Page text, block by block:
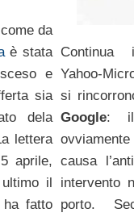
da
è stata
e
sia
dela
lettera
aprile,
il
ha fatto
Continua
Yahoo-
si
Google: il
causa
intervento
porto.